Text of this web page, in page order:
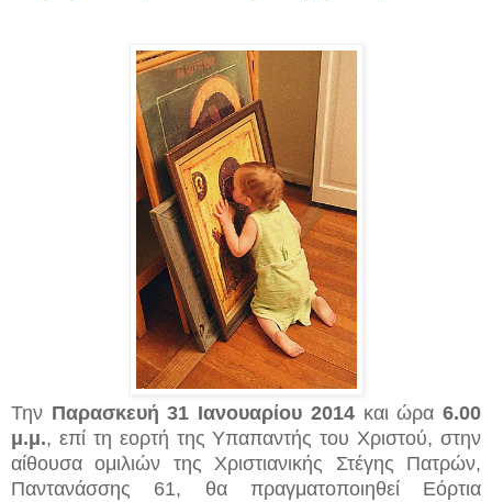
Την Παρασκευή 31 Ιανουαρίου 2014και ώρα6.00
μ.μ., επί τη εορτή της Υπαπαντής του Χριστού, στην
αίθουσα ομιλιών της Χριστιανικής Στέγης Πατρών,
Παντανάσσης 61, θα πραγματοποιηθεί Εόρτια